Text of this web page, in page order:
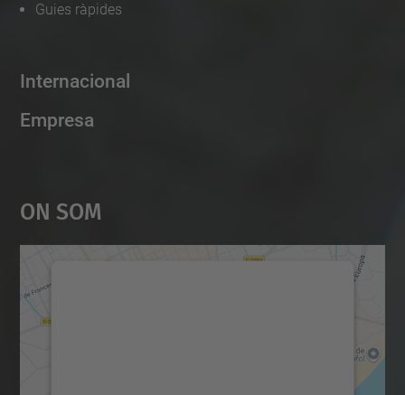
Guies ràpides
Internacional
Empresa
On Som